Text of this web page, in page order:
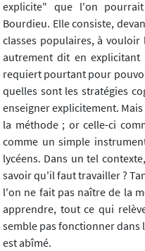
explicite" que l'on
Bourdieu. Elle consiste,
classes populaires, à
autrement dit en
requiert pourtant pour
quelles sont les stratégies
enseigner explicitement.
la méthode ; or celle-ci
comme un simple
lycéens. Dans un tel
savoir qu'il faut travailler ?
l'on ne fait pas naître de la
apprendre, tout ce qui
semble pas fonctionner dans
est abîmé.